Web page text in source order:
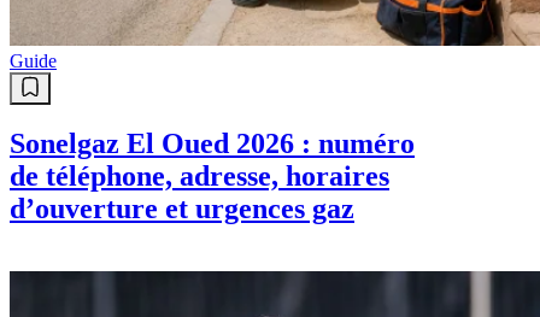
Guide
Sonelgaz El Oued 2026 : numéro
de téléphone, adresse, horaires
d’ouverture et urgences gaz